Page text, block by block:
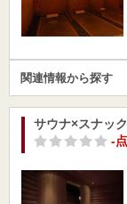
関連情報から探す
サウナ×スナッ
-点